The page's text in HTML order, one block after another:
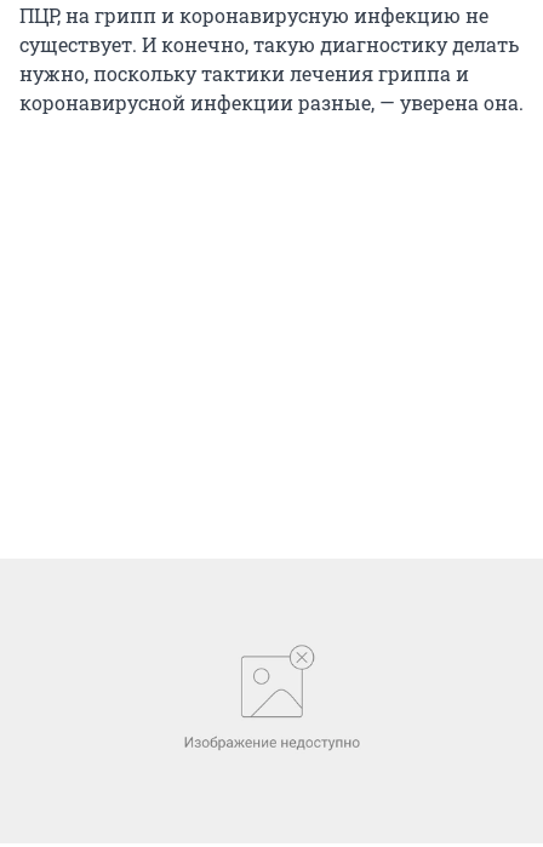
ПЦР, на грипп и коронавирусную инфекцию не
существует. И конечно, такую диагностику делать
нужно, поскольку тактики лечения гриппа и
коронавирусной инфекции разные, — уверена она.